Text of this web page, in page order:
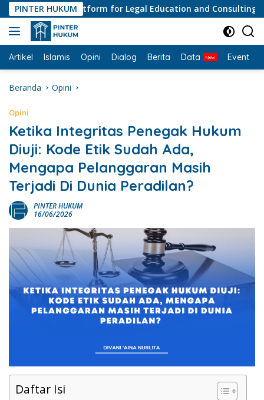
Langsung
ke
konten
PINTER HUKUM
#1 Platform for Legal Education and Consulting •
Artikel Islamis Opini Dialog Berita Data Event
Beranda Opini
Opini
Ketika Integritas Penegak Hukum
Diuji: Kode Etik Sudah Ada,
Mengapa Pelanggaran Masih
Terjadi Di Dunia Peradilan?
PINTER HUKUM
16/06/2026
Daftar Isi